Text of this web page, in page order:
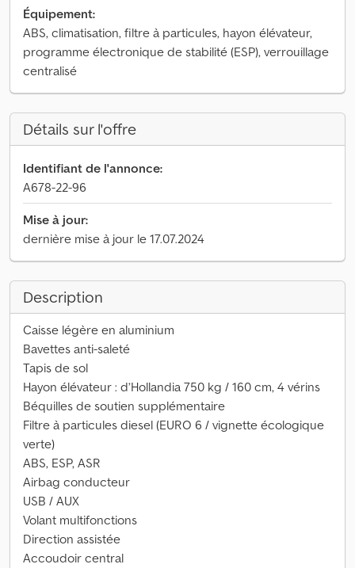
Équipement:
ABS, climatisation, filtre à particules, hayon élévateur,
programme électronique de stabilité (ESP), verrouillage
centralisé
Détails sur l'offre
Identifiant de l'annonce:
A678-22-96
Mise à jour:
dernière mise à jour le 17.07.2024
Description
Caisse légère en aluminium
Bavettes anti-saleté
Tapis de sol
Hayon élévateur : d’Hollandia 750 kg / 160 cm, 4 vérins
Béquilles de soutien supplémentaire
Filtre à particules diesel (EURO 6 / vignette écologique
verte)
ABS, ESP, ASR
Airbag conducteur
USB / AUX
Volant multifonctions
Direction assistée
Accoudoir central